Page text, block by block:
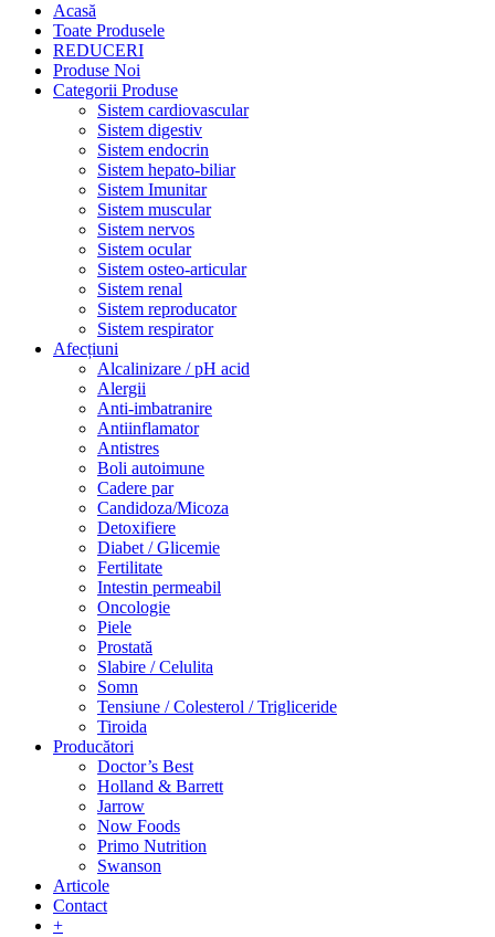
Acasă
Toate Produsele
REDUCERI
Produse Noi
Categorii Produse
Sistem cardiovascular
Sistem digestiv
Sistem endocrin
Sistem hepato-biliar
Sistem Imunitar
Sistem muscular
Sistem nervos
Sistem ocular
Sistem osteo-articular
Sistem renal
Sistem reproducator
Sistem respirator
Afecțiuni
Alcalinizare / pH acid
Alergii
Anti-imbatranire
Antiinflamator
Antistres
Boli autoimune
Cadere par
Candidoza/Micoza
Detoxifiere
Diabet / Glicemie
Fertilitate
Intestin permeabil
Oncologie
Piele
Prostată
Slabire / Celulita
Somn
Tensiune / Colesterol / Trigliceride
Tiroida
Producători
Doctor’s Best
Holland & Barrett
Jarrow
Now Foods
Primo Nutrition
Swanson
Articole
Contact
+